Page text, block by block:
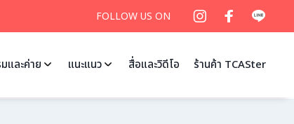
FOLLOW US ON
และค่าย แนะแนว สื่อและวิดีโอ ร้านค้า TCASter